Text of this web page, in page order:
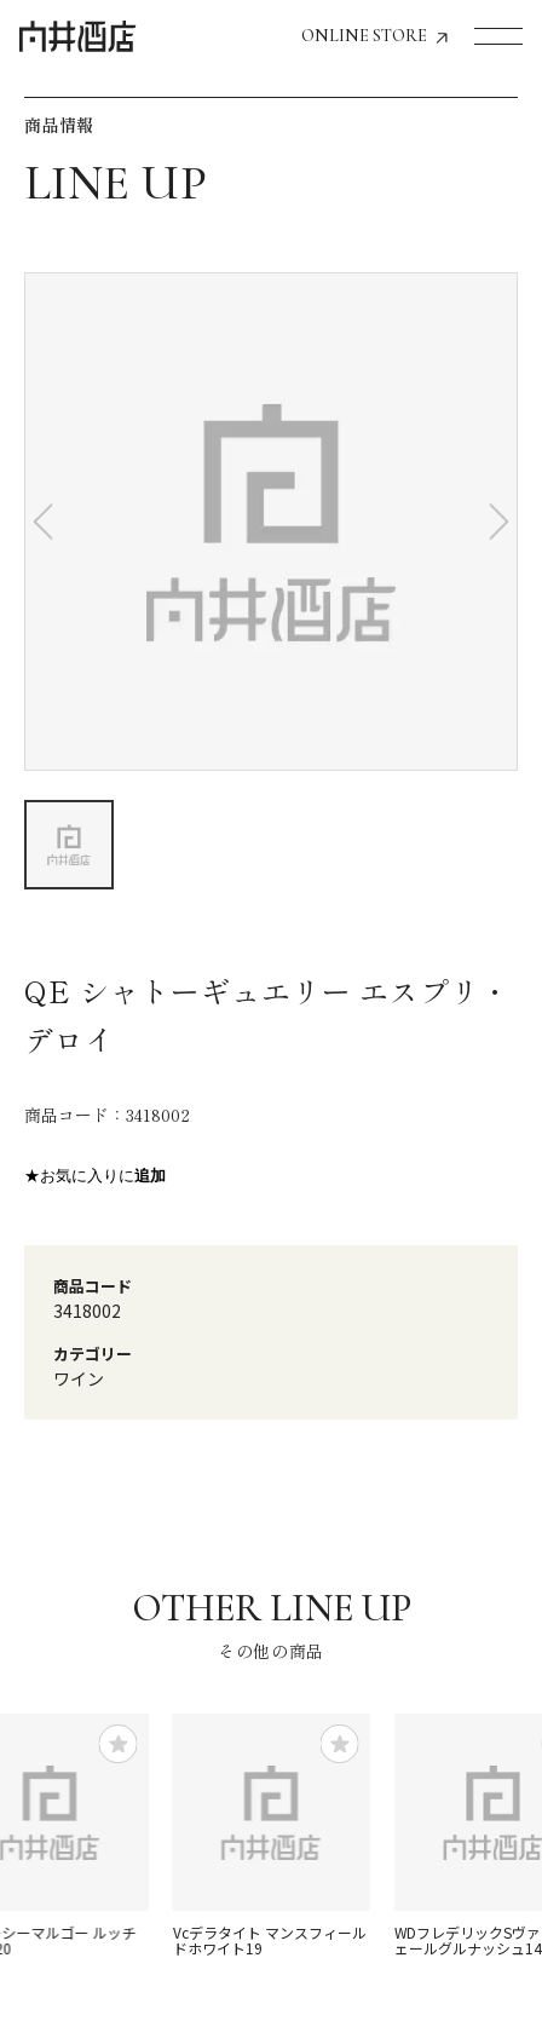
ONLINE STORE
飲食店経営のお客様
お気に入り機能の活用方法
会社情報
商品情報
QE シャトーギュエリー エスプリ・
デロイ
商品コード： 3418002
★お気に入りに追加
商品コード
3418002
カテゴリー
ワイン
その他の商品
ーマルゴー ルッチ Vcデラタイト マンスフィール
ドホワイト19
WDフレデリックSヴ
ェールグルナッシュ14